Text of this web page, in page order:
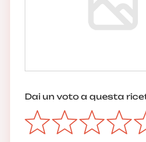
Dai un voto a questa